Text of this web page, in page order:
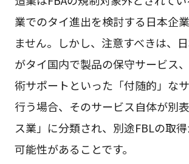
業でのタイ進出を検討する日本企
ません。しかし、注意すべきは、
がタイ国内で製品の保守サービス
術サポートといった「付随的」な
行う場合、そのサービス自体が別
ス業」に分類され、別途FBLの取
可能性があることです。